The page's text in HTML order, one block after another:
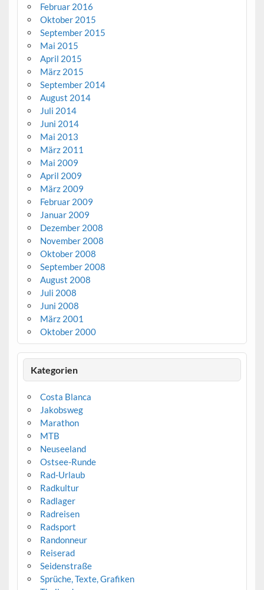
Februar 2016
Oktober 2015
September 2015
Mai 2015
April 2015
März 2015
September 2014
August 2014
Juli 2014
Juni 2014
Mai 2013
März 2011
Mai 2009
April 2009
März 2009
Februar 2009
Januar 2009
Dezember 2008
November 2008
Oktober 2008
September 2008
August 2008
Juli 2008
Juni 2008
März 2001
Oktober 2000
Kategorien
Costa Blanca
Jakobsweg
Marathon
MTB
Neuseeland
Ostsee-Runde
Rad-Urlaub
Radkultur
Radlager
Radreisen
Radsport
Randonneur
Reiserad
Seidenstraße
Sprüche, Texte, Grafiken